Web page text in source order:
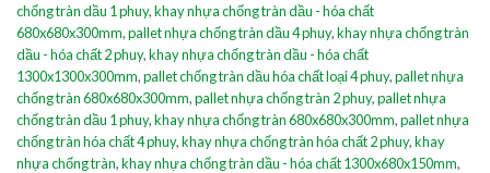
chống tràn dầu 1 phuy,khay nhựa chống tràn dầu - hóa chất
680x680x300mm,pallet nhựa chống tràn dầu 4 phuy,khay nhựa chống tràn
dầu - hóa chất 2 phuy,khay nhựa chống tràn dầu - hóa chất
1300x1300x300mm,pallet chống tràn dầu hóa chất loại 4 phuy,pallet nhựa
chống tràn 680x680x300mm,pallet nhựa chống tràn 2 phuy,pallet nhựa
chống tràn dầu 1 phuy,khay nhựa chống tràn 680x680x300mm,pallet nhựa
chống tràn hóa chất 4 phuy,khay nhựa chống tràn hóa chất 2 phuy,khay
nhựa chống tràn,khay nhựa chống tràn dầu - hóa chất 1300x680x150mm,